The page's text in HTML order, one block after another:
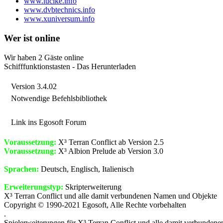
www.dvbtechnics.info
www.xuniversum.info
Wer ist online
Wir haben 2 Gäste online
Schifffunktionstasten - Das Herunterladen
Version 3.4.02
Notwendige Befehlsbibliothek
Link ins Egosoft Forum
Voraussetzung: X³ Terran Conflict ab Version 2.5
Voraussetzung: X³ Albion Prelude ab Version 3.0
Sprachen: Deutsch, Englisch, Italienisch
Erweiterungstyp: Skripterweiterung
X³ Terran Conflict und alle damit verbundenen Namen und Objekte
Copyright © 1990-2021 Egosoft, Alle Rechte vorbehalten
.